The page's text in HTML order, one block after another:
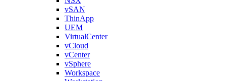
vSAN
ThinApp
UEM
VirtualCenter
vCloud
vCenter
vSphere
Workspace